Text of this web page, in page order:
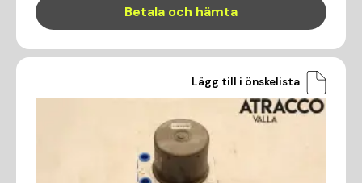
Betala och hämta
Lägg till i önskelista